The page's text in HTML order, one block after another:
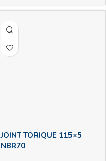
JOINT TORIQUE 115×5
NBR70